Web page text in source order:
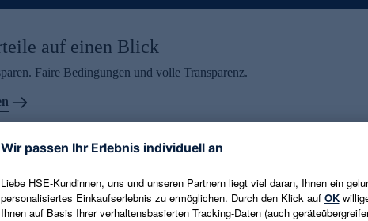
auf einen Blick
Faire Bedingungen und volle Transparenz.
Gutschein erhalten
abonnieren und aktuelle Trends,
Mail erhalten. Als Dankeschön
E-Mail-Adresse eingeben